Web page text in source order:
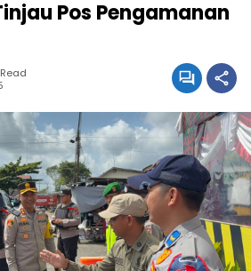
Pos Pengamanan